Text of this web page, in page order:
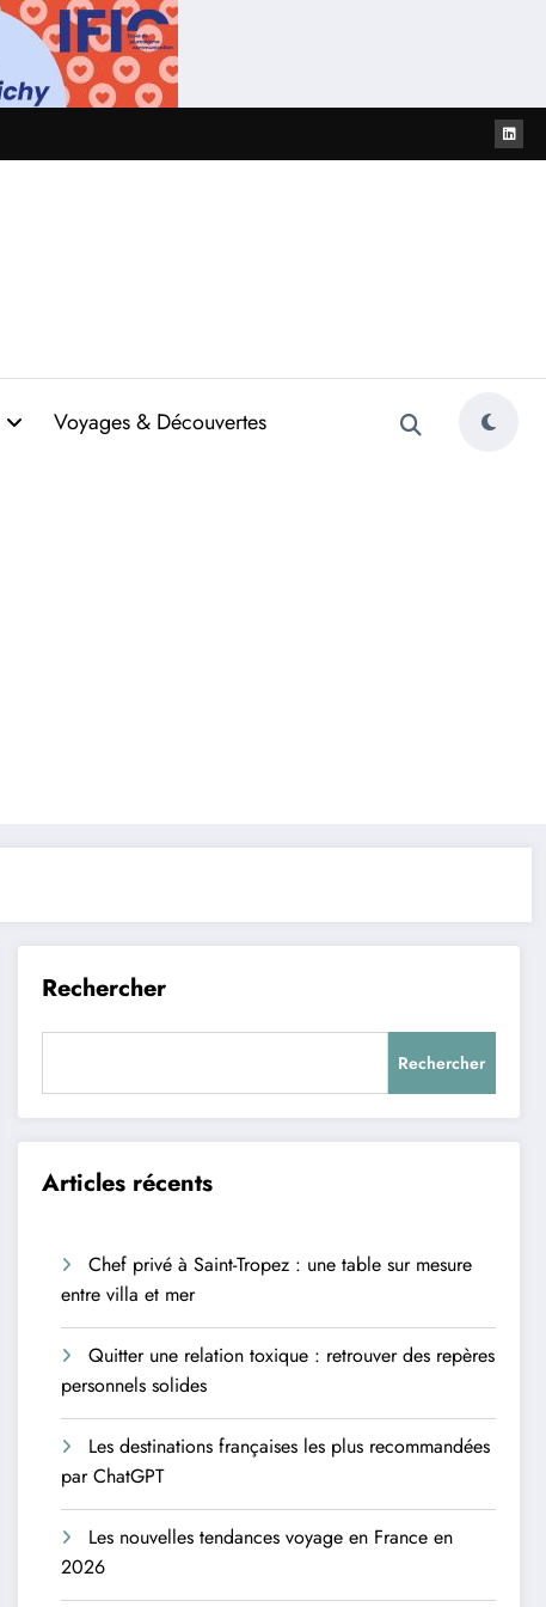
Voyages & Découvertes
Rechercher
Rechercher
Articles récents
Chef privé à Saint-Tropez : une table sur mesure
entre villa et mer
Quitter une relation toxique : retrouver des repères
personnels solides
Les destinations françaises les plus recommandées
par ChatGPT
Les nouvelles tendances voyage en France en
2026